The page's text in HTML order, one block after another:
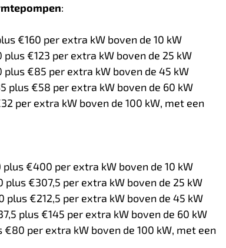
:
€160 per extra kW boven de 10 kW
€123 per extra kW boven de 25 kW
€85 per extra kW boven de 45 kW
plus €58 per extra kW boven de 60 kW
per extra kW boven de 100 kW, met een
€400 per extra kW boven de 10 kW
€307,5 per extra kW boven de 25 kW
plus €212,5 per extra kW boven de 45 kW
plus €145 per extra kW boven de 60 kW
€80 per extra kW boven de 100 kW, met een